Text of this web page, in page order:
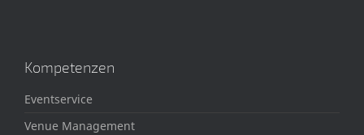
Kompetenzen
Eventservice
Venue Management